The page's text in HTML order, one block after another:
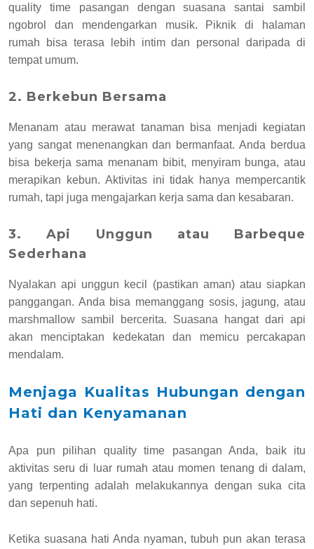
quality time pasangan dengan suasana santai sambil
ngobrol dan mendengarkan musik. Piknik di halaman
rumah bisa terasa lebih intim dan personal daripada di
tempat umum.
2. Berkebun Bersama
Menanam atau merawat tanaman bisa menjadi kegiatan
yang sangat menenangkan dan bermanfaat. Anda berdua
bisa bekerja sama menanam bibit, menyiram bunga, atau
merapikan kebun. Aktivitas ini tidak hanya mempercantik
rumah, tapi juga mengajarkan kerja sama dan kesabaran.
3. Api Unggun atau Barbeque
Sederhana
Nyalakan api unggun kecil (pastikan aman) atau siapkan
panggangan. Anda bisa memanggang sosis, jagung, atau
marshmallow sambil bercerita. Suasana hangat dari api
akan menciptakan kedekatan dan memicu percakapan
mendalam.
Menjaga Kualitas Hubungan dengan
Hati dan Kenyamanan
Apa pun pilihan quality time pasangan Anda, baik itu
aktivitas seru di luar rumah atau momen tenang di dalam,
yang terpenting adalah melakukannya dengan suka cita
dan sepenuh hati.
Ketika suasana hati Anda nyaman, tubuh pun akan terasa